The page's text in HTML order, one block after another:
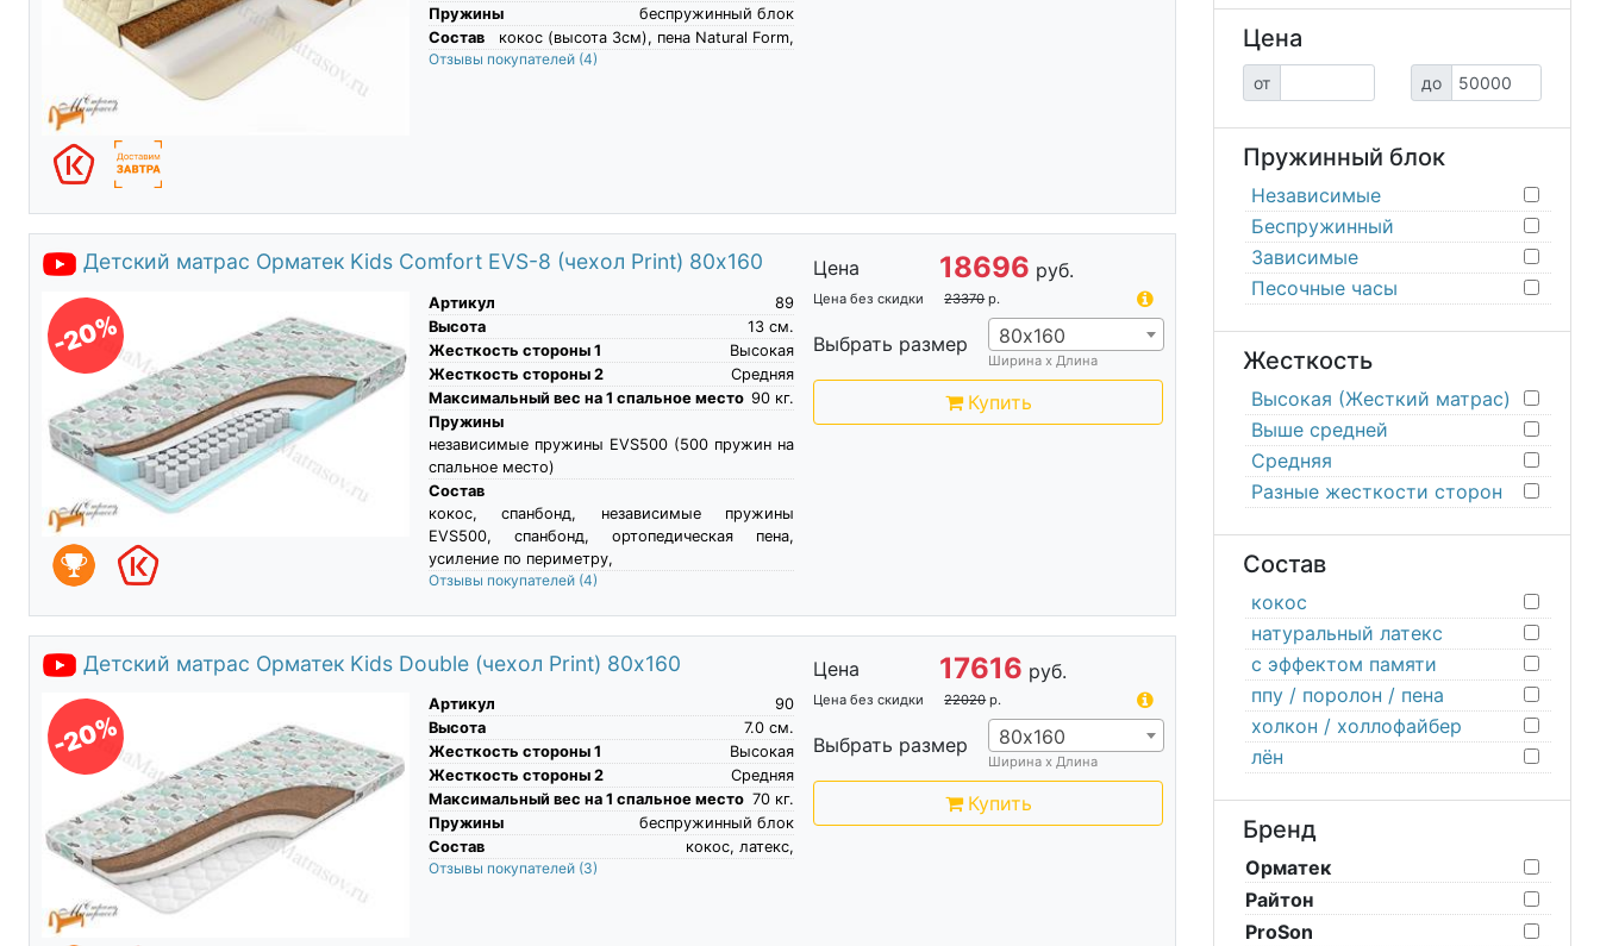
Пружины
беспружинный блок
Состав
кокос (высота 3см), пена Natural Form,
Отзывы покупателей (4)
Детский матрас Орматек Kids Comfort EVS-8 (чехол Print) 80х160
-20%
Артикул
89
Высота
см.
13
Жесткость стороны 1
Высокая
Жесткость стороны 2
Средняя
Максимальный вес на 1 спальное место
кг.
90
Пружины
независимые пружины EVS500 (500 пружин на
спальное место)
Состав
кокос, спанбонд, независимые пружины
EVS500, спанбонд, ортопедическая пена,
усиление по периметру,
Отзывы покупателей (4)
Цена 18696 руб.
Цена без скидки 23370 р.
Выбрать размер 80х160
Ширина х Длина
Купить
Детский матрас Орматек Kids Double (чехол Print) 80х160
-20%
Артикул
90
Высота
см.
7.0
Жесткость стороны 1
Высокая
Жесткость стороны 2
Средняя
Максимальный вес на 1 спальное место
кг.
70
Пружины
беспружинный блок
Состав
кокос, латекс,
Отзывы покупателей (3)
Цена 17616 руб.
Цена без скидки 22020 р.
Выбрать размер 80х160
Ширина х Длина
Купить
Цена
от до
Пружинный блок
Независимые
Беспружинный
Зависимые
Песочные часы
Жесткость
Высокая (Жесткий матрас)
Выше средней
Средняя
Разные жесткости сторон
Состав
кокос
натуральный латекс
с эффектом памяти
ппу / поролон / пена
холкон / холлофайбер
лён
Бренд
Орматек
Райтон
ProSon